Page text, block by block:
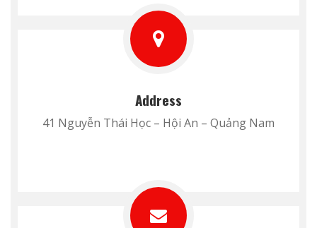
Address
41 Nguyễn Thái Học – Hội An – Quảng Nam